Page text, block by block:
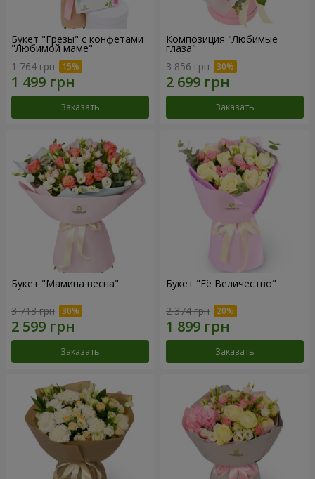
Букет "Грезы" с конфетами
"Любимой маме"
1 764 грн
Заказать
Композиция "Любимые
глаза"
3 856 грн
Заказать
Букет "Мамина весна"
3 713 грн
Заказать
Букет "Её Величество"
2 374 грн
Заказать